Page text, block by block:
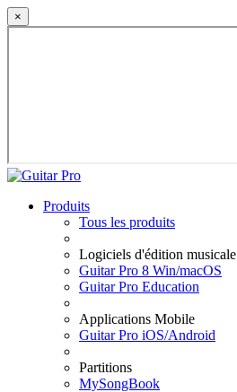
×
Produits
Tous les produits
Logiciels d'édition musicale
Guitar Pro 8 Win/macOS
Guitar Pro Education
Applications Mobile
Guitar Pro iOS/Android
Partitions
MySongBook